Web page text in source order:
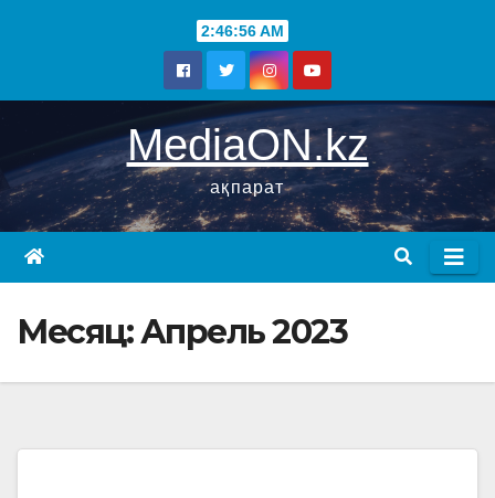
2:46:56 AM
MediaON.kz
ақпарат
Месяц:Апрель 2023